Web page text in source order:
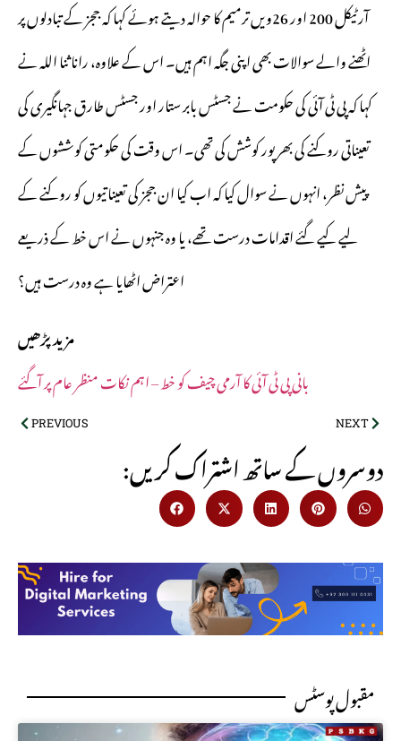
آرٹیکل 200 اور 26ویں ترمیم کا حوالہ دیتے ہوئے کہا کہ ججز کے تبادلوں پر
اٹھنے والے سوالات بھی اپنی جگہ اہم ہیں۔ اس کے علاوہ، رانا ثنا اللہ نے
کہا کہ پی ٹی آئی کی حکومت نے جسٹس بابر ستار اور جسٹس طارق جہانگیری کی
تعیناتی روکنے کی بھرپور کوشش کی تھی۔ اس وقت کی حکومتی کوششوں کے
پیش نظر، انہوں نے سوال کیا کہ اب کیا ان ججز کی تعیناتیوں کو روکنے کے
لیے کیے گئے اقدامات درست تھے، یا وہ جنہوں نے اس خط کے ذریعے
اعتراض اٹھایا ہے وہ درست ہیں؟
مزید پڑھیں
بانی پی ٹی آئی کا آرمی چیف کو خط – اہم نکات منظر عام پر آگئے
PREVIOUS NEXT
:دوسروں کے ساتھ اشتراک کریں
مقبول پوسٹس